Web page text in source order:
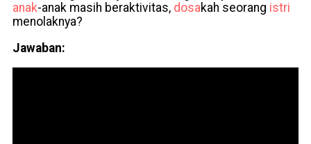
anak-anak masih beraktivitas, dosakah seorang istri
menolaknya?
Jawaban: